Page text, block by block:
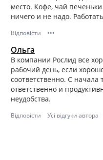
место. Кофе, чай
ничего и не надо.
Відповісти •••
Ольга
В компании Рослид все
рабочий день, если
соответственно. С начала
ответственно и
неудобства.
Відповісти Усі відгуки автора